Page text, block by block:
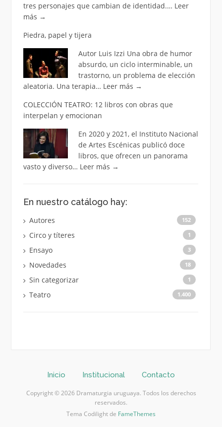
tres personajes que cambian de identidad.… Leer
más →
Piedra, papel y tijera
Autor Luis Izzi Una obra de humor
absurdo, un ciclo interminable, un
trastorno, un problema de elección
aleatoria. Una terapia… Leer más →
COLECCIÓN TEATRO: 12 libros con obras que
interpelan y emocionan
En 2020 y 2021, el Instituto Nacional
de Artes Escénicas publicó doce
libros, que ofrecen un panorama
vasto y diverso… Leer más →
En nuestro catálogo hay:
Autores 152
Circo y títeres 1
Ensayo 3
Novedades 18
Sin categorizar 1
Teatro 1.400
Inicio Institucional Contacto
Copyright © 2026 Dramaturgia uruguaya. Todos los derechos
reservados.
Tema Codilight de FameThemes